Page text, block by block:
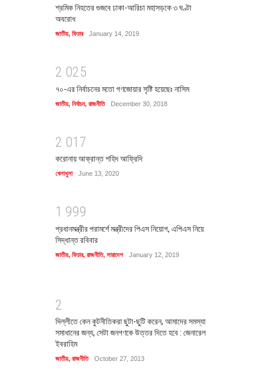
শ্রমিক নিহতের গুজবে ঢাকা-আরিচা মহাসড়কে ৩ ঘণ্টা
অবরোধ
জাতীয়, ফিচার January 14, 2019
2 025
৭০-এর নির্বাচনের মতো গণজোয়ার সৃষ্টি হয়েছেঃ নাসিম
জাতীয়, নির্বাচন, রাজনীতি December 30, 2018
2 01 7
করোনায় আক্রান্ত শহিদ আফ্রিদি
খেলাধুলা June 13, 2020
1 999
প্রধানমন্ত্রীর পরামর্শে মন্ত্রীদের পিএস নিয়োগ, এপিএস নিয়ে
সিদ্ধান্ত রবিবার
জাতীয়, ফিচার, রাজনীতি, সারাদেশ January 12, 2019
2
দিল্লীতে কেন কুটনীতিকরা ছুটা-ছুটি করেন, আমাদের সমস্যা
সমাধানের জন্য, সেটা জনগণকে উত্তর দিতে হবে : জেনারেল
ইবরাহিম
জাতীয়, রাজনীতি October 27, 2013